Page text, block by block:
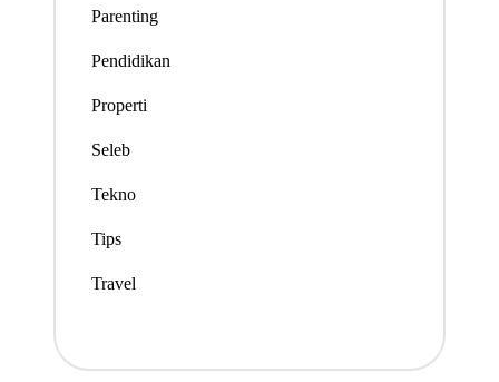
Parenting
Pendidikan
Properti
Seleb
Tekno
Tips
Travel